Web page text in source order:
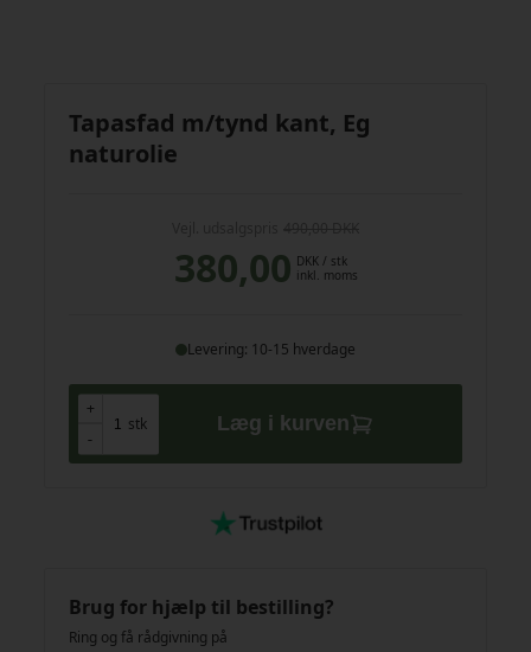
Tapasfad m/tynd kant, Eg
naturolie
380,00 DKK/ stk
inkl. moms
Levering: 10-15 hverdage
+
-
stk
+
-
Læg i kurven
Brug for hjælp til bestilling?
Ring og få rådgivning på